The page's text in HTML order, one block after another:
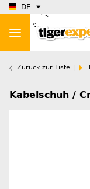
DE
Zurück zur Liste
Kabelschuh /